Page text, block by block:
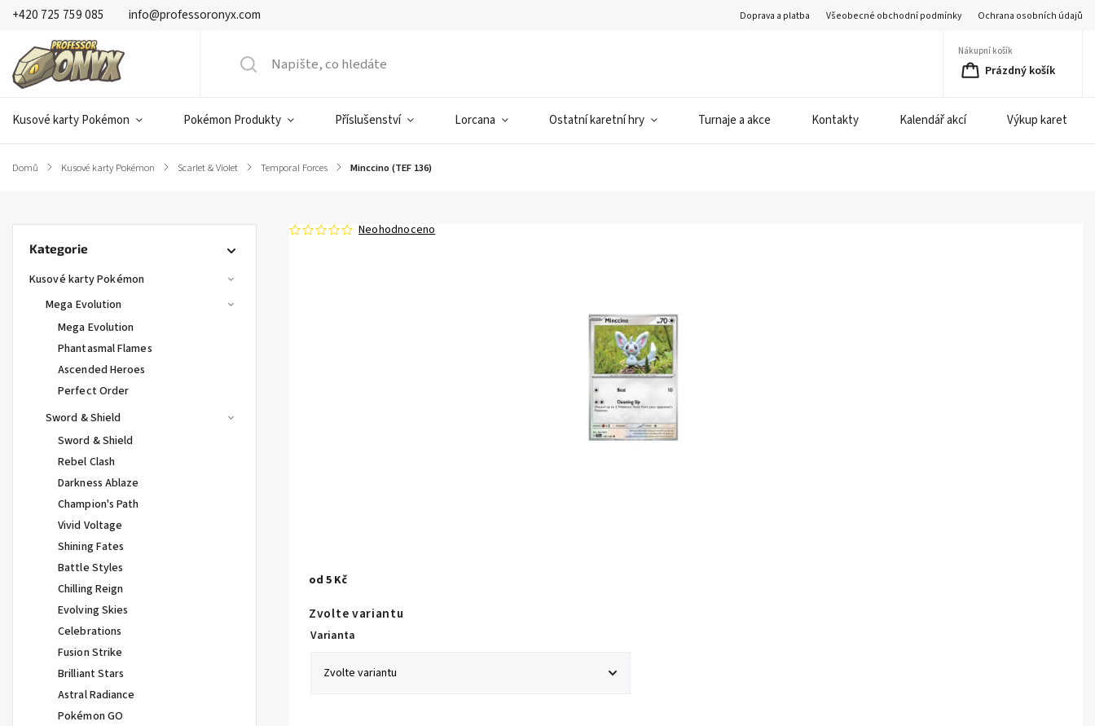
+420 725 759 085 info@professoronyx.com Doprava a platba Všeobecné obchodní podmínky Ochrana osobních údajů
Nákupní košík
Prázdný košík
Kusové karty Pokémon Pokémon Produkty Příslušenství Lorcana Ostatní karetní hry Turnaje a akce Kontakty Kalendář akcí Výkup karet
Domů / Kusové karty Pokémon / Scarlet & Violet / Temporal Forces / Minccino (TEF 136)
Kategorie
Kusové karty Pokémon
Mega Evolution
Mega Evolution
Phantasmal Flames
Ascended Heroes
Perfect Order
Sword & Shield
Sword & Shield
Rebel Clash
Darkness Ablaze
Champion's Path
Vivid Voltage
Shining Fates
Battle Styles
Chilling Reign
Evolving Skies
Celebrations
Fusion Strike
Brilliant Stars
Astral Radiance
Pokémon GO
Neohodnoceno
od 5 Kč
Zvolte variantu
Varianta